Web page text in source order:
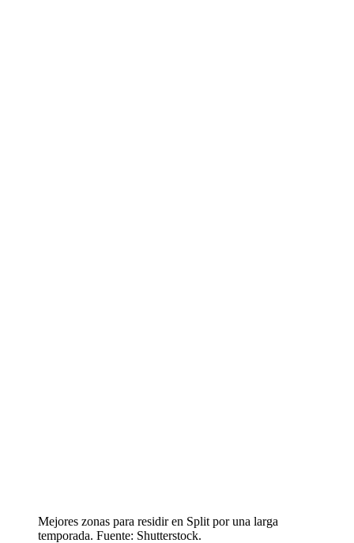
Mejores zonas para residir en Split por una larga
temporada. Fuente: Shutterstock.